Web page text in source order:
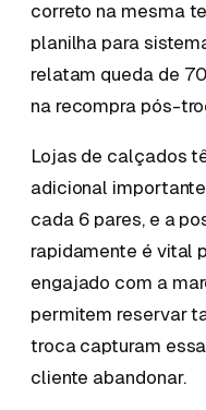
correto na mesma
planilha para
relatam queda de
na recompra pós-
Lojas de calçados
adicional
cada 6 pares, e a
rapidamente é vital
engajado com a
permitem reservar
troca capturam
cliente abandonar.